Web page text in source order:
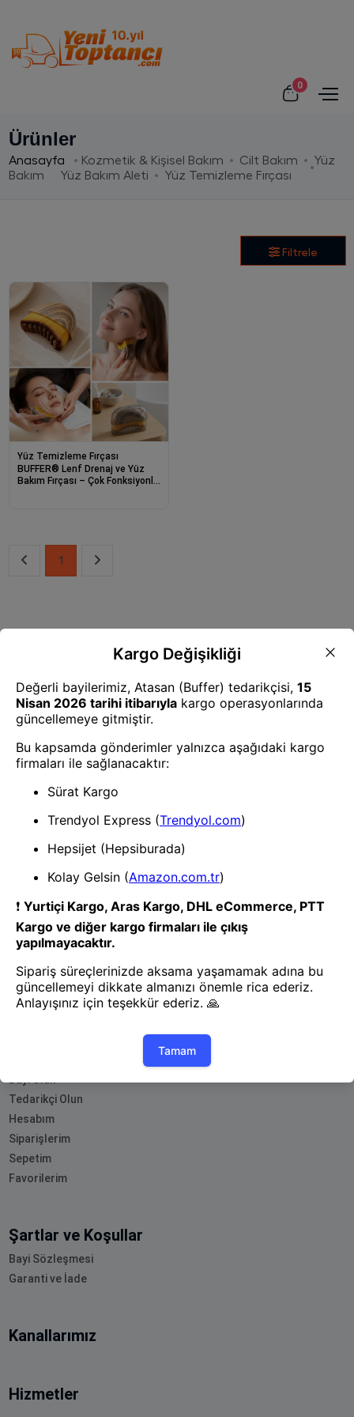
0
Ürünler
Anasayfa Kozmetik & Kişisel Bakım Cilt Bakım
Yüz
Bakım
Yüz Bakım Aleti Yüz Temizleme Fırçası
Filtrele
Yüz Temizleme Fırçası
BUFFER® Lenf Drenaj ve Yüz
Bakım Fırçası – Çok Fonksiyonlu
1
- Yenilik ve hızı keşfedin, işinizi
App Store Google Play
Hakkımızda
Akademi
Bilgi Merkezi
Yete Import
Yol Haritamız
Bayi Olun
Tedarikçi Olun
Hesabım
Siparişlerim
Sepetim
Favorilerim
Şartlar ve Koşullar
Bayi Sözleşmesi
Garanti ve İade
Kanallarımız
Hizmetler